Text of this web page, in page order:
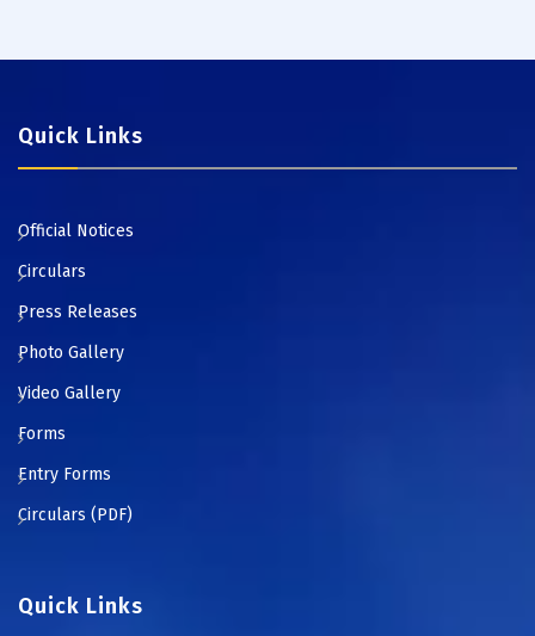
Quick Links
Official Notices
Circulars
Press Releases
Photo Gallery
Video Gallery
Forms
Entry Forms
Circulars (PDF)
Quick Links